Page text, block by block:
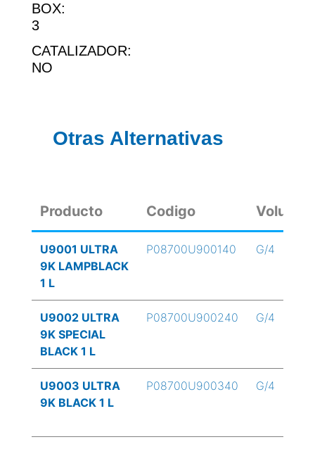
BOX:
3
CATALIZADOR:
NO
Otras Alternativas
Producto Codigo Volumen
U9001 ULTRA
9K LAMPBLACK
1 L
P08700U900140 G/4
U9002 ULTRA
9K SPECIAL
BLACK 1 L
P08700U900240 G/4
U9003 ULTRA
9K BLACK 1 L
P08700U900340 G/4